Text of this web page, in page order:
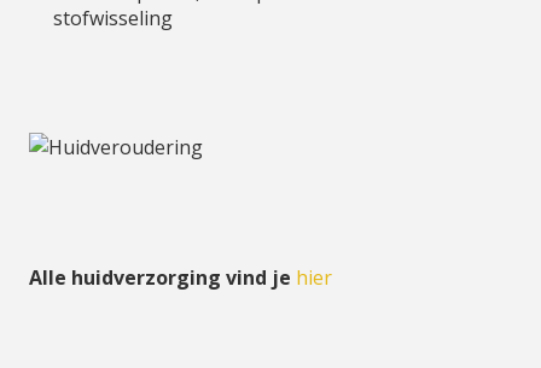
stofwisseling
Alle huidverzorging vind je hier